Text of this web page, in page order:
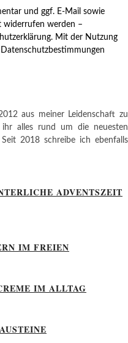
und ggf. E-Mail sowie
widerrufen werden –
Mit der Nutzung
aus meiner Leidenschaft zu
alles rund um die neuesten
Seit 2018 schreibe ich ebenfalls
ADVENTSZEIT
IM FREIEN
IM ALLTAG